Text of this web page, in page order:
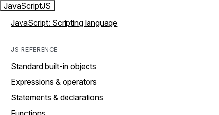
JavaScriptJS
JavaScript: Scripting language
JS REFERENCE
Standard built-in objects
Expressions & operators
Statements & declarations